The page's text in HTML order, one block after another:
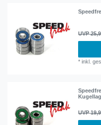
UVP
*inkl.
UVP